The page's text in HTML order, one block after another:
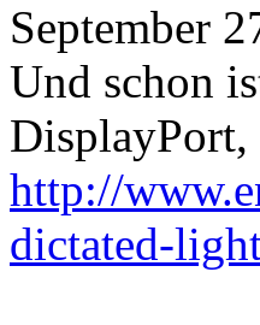
September
Und schon
DisplayPort,
http://
dictated-